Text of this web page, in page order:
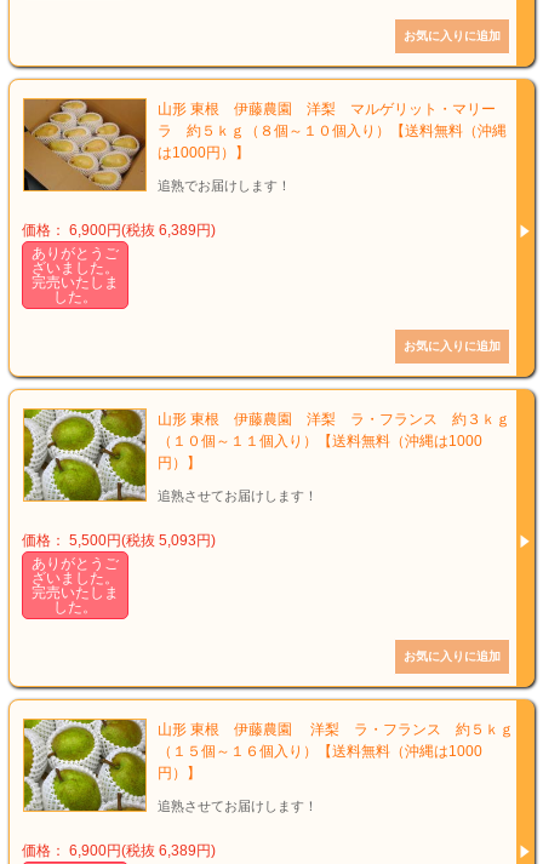
山形 東根 伊藤農園 洋梨 マルゲリット・マリー
ラ 約５ｋｇ（８個～１０個入り）【送料無料（沖縄
は1000円）】
追熟でお届けします！
価格： 6,900円(税抜 6,389円)
ありがとうご
ざいました。
完売いたしま
した。
山形 東根 伊藤農園 洋梨 ラ・フランス 約３ｋｇ
（１０個～１１個入り）【送料無料（沖縄は1000
円）】
追熟させてお届けします！
価格： 5,500円(税抜 5,093円)
ありがとうご
ざいました。
完売いたしま
した。
山形 東根 伊藤農園 洋梨 ラ・フランス 約５ｋｇ
（１５個～１６個入り）【送料無料（沖縄は1000
円）】
追熟させてお届けします！
価格： 6,900円(税抜 6,389円)